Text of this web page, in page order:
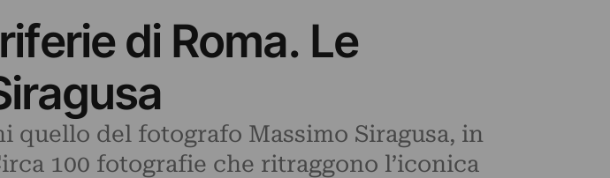
di Roma. Le
del fotografo Massimo Siragusa, in
100 fotografie che ritraggono l’iconica